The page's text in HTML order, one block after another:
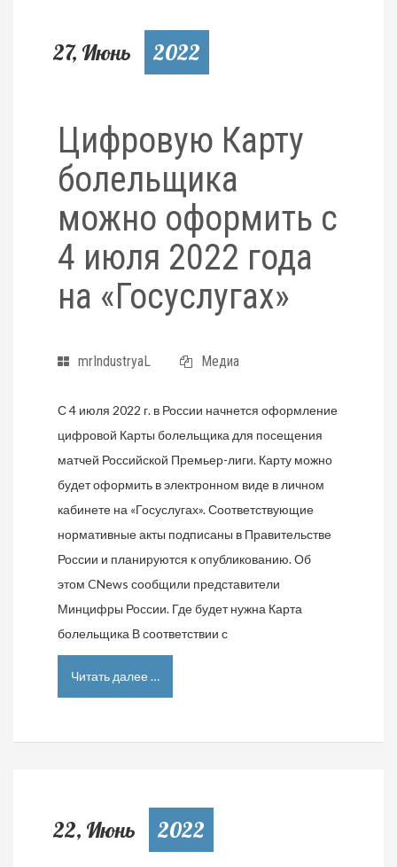
27, Июнь 2022
Цифровую Карту
болельщика
можно оформить с
4 июля 2022 года
на «Госуслугах»
mrIndustryaL Медиа
С 4 июля 2022 г. в России начнется оформление
цифровой Карты болельщика для посещения
матчей Российской Премьер-лиги. Карту можно
будет оформить в электронном виде в личном
кабинете на «Госуслугах». Соответствующие
нормативные акты подписаны в Правительстве
России и планируются к опубликованию. Об
этом CNews сообщили представители
Минцифры России. Где будет нужна Карта
болельщика В соответствии с
Читать далее …
22, Июнь 2022